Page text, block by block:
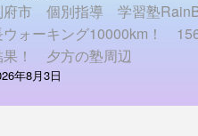
府市 個別指導 学習塾
ウォーキング10000km！
果！ 夕方の塾周辺
年8月3日